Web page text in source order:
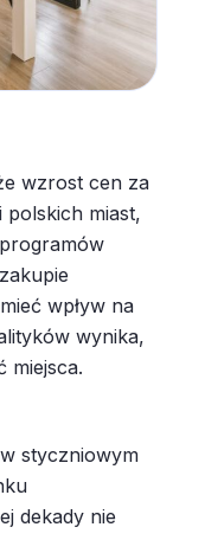
wzrost cen za
miast,
wpływ na
wynika,
miejsca.
styczniowym
dekady nie